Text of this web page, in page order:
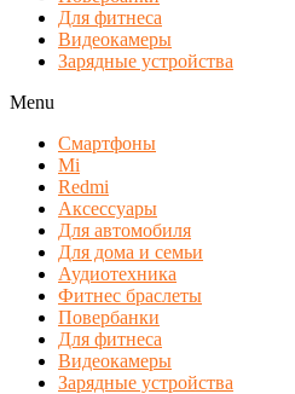
Для фитнеса
Видеокамеры
Зарядные устройства
Menu
Смартфоны
Mi
Redmi
Аксессуары
Для автомобиля
Для дома и семьи
Аудиотехника
Фитнес браслеты
Повербанки
Для фитнеса
Видеокамеры
Зарядные устройства